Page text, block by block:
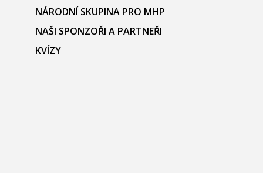
NÁRODNÍ SKUPINA PRO MHP
NAŠI SPONZOŘI A PARTNEŘI
KVÍZY